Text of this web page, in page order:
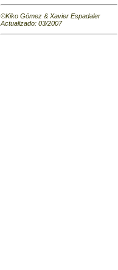
©Kiko Gómez & Xavier Espadaler
Actualizado: 03/2007